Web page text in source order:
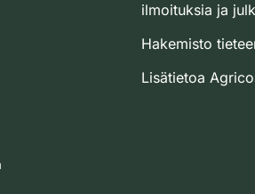
ilmoituksia ja
Hakemisto
Lisätietoa